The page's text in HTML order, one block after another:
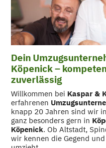
Dein
Köpenick –
zuverlässig
Willkommen bei Kaspar &
erfahrenen
knapp 20 Jahren sind wir
ganz besonders gern in
Köpenick. Ob Altstadt,
wir kennen die Gegend